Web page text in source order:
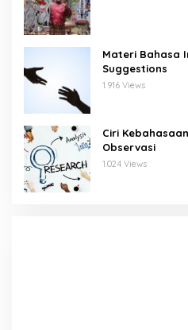
Materi Bahasa
Suggestions
1.916 Views
Ciri
Observasi
1.024 Views